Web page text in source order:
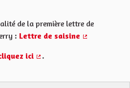
de la première lettre de
: Lettre de saisine
ici
.